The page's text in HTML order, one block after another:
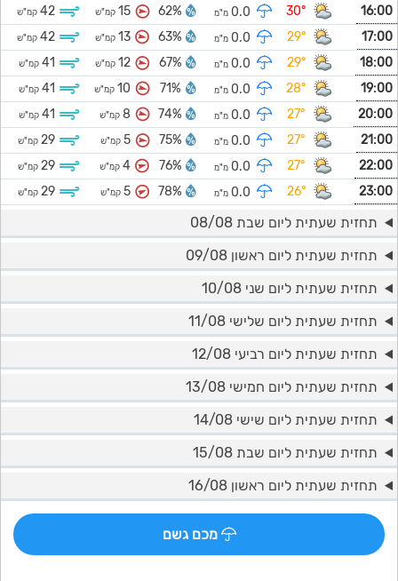
16:00
30° מ"מ 62%
15 קמ"ש 42 קמ"ש
17:00
29° מ"מ 63%
13 קמ"ש 42 קמ"ש
18:00
29° מ"מ 67%
12 קמ"ש 41 קמ"ש
19:00
28° מ"מ 71%
10 קמ"ש 41 קמ"ש
20:00
27° מ"מ 74%
8 קמ"ש 41 קמ"ש
21:00
27° מ"מ 75%
5 קמ"ש 29 קמ"ש
22:00
27° מ"מ 76%
4 קמ"ש 29 קמ"ש
23:00
26° מ"מ 78%
5 קמ"ש 29 קמ"ש
תחזית שעתית ליום שבת 08/08
תחזית שעתית ליום ראשון 09/08
תחזית שעתית ליום שני 10/08
תחזית שעתית ליום שלישי 11/08
תחזית שעתית ליום רביעי 12/08
תחזית שעתית ליום חמישי 13/08
תחזית שעתית ליום שישי 14/08
תחזית שעתית ליום שבת 15/08
תחזית שעתית ליום ראשון 16/08
מכם גשם